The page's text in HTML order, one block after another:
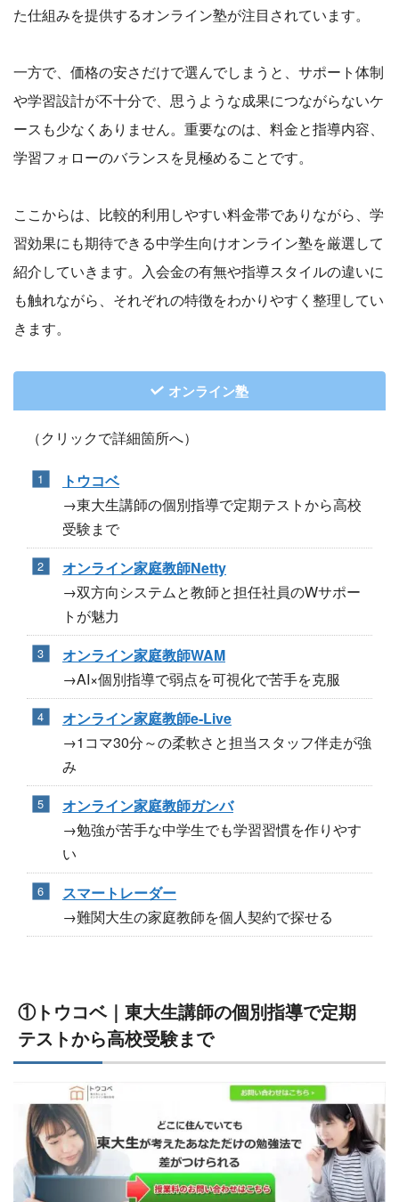
た仕組みを提供するオンライン塾が注目されています。
一方で、価格の安さだけで選んでしまうと、サポート体制
や学習設計が不十分で、思うような成果につながらないケ
ースも少なくありません。重要なのは、料金と指導内容、
学習フォローのバランスを見極めることです。
ここからは、比較的利用しやすい料金帯でありながら、学
習効果にも期待できる中学生向けオンライン塾を厳選して
紹介していきます。入会金の有無や指導スタイルの違いに
も触れながら、それぞれの特徴をわかりやすく整理してい
きます。
オンライン塾
（クリックで詳細箇所へ）
トウコベ
→東大生講師の個別指導で定期テストから高校
受験まで
オンライン家庭教師Netty
→双方向システムと教師と担任社員のWサポー
トが魅力
オンライン家庭教師WAM
→AI×個別指導で弱点を可視化で苦手を克服
オンライン家庭教師e-Live
→1コマ30分～の柔軟さと担当スタッフ伴走が強
み
オンライン家庭教師ガンバ
→勉強が苦手な中学生でも学習習慣を作りやす
い
スマートレーダー
→難関大生の家庭教師を個人契約で探せる
①トウコベ｜東大生講師の個別指導で定期
テストから高校受験まで